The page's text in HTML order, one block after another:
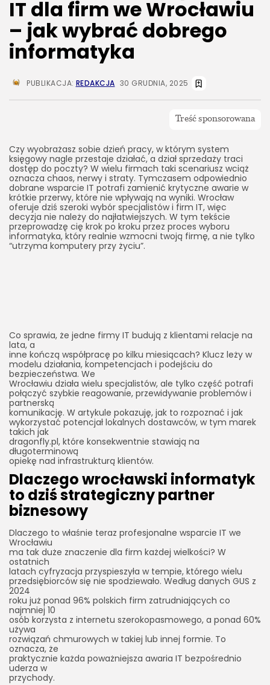
IT dla firm we Wrocławiu
– jak wybrać dobrego
informatyka
PUBLIKACJA: REDAKCJA 30 GRUDNIA, 2025
Czy wyobrażasz sobie dzień pracy, w którym system
księgowy nagle przestaje działać, a dział sprzedaży traci
dostęp do poczty? W wielu firmach taki scenariusz wciąż
oznacza chaos, nerwy i straty. Tymczasem odpowiednio
dobrane wsparcie IT potrafi zamienić krytyczne awarie w
krótkie przerwy, które nie wpływają na wyniki. Wrocław
oferuje dziś szeroki wybór specjalistów i firm IT, więc
decyzja nie należy do najłatwiejszych. W tym tekście
przeprowadzę cię krok po kroku przez proces wyboru
informatyka, który realnie wzmocni twoją firmę, a nie tylko
“utrzyma komputery przy życiu”.
Co sprawia, że jedne firmy IT budują z klientami relacje na
lata, a
inne kończą współpracę po kilku miesiącach? Klucz leży w
modelu działania, kompetencjach i podejściu do
bezpieczeństwa. We
Wrocławiu działa wielu specjalistów, ale tylko część potrafi
połączyć szybkie reagowanie, przewidywanie problemów i
partnerską
komunikację. W artykule pokazuję, jak to rozpoznać i jak
wykorzystać potencjał lokalnych dostawców, w tym marek
takich jak
dragonfly.pl, które konsekwentnie stawiają na
długoterminową
opiekę nad infrastrukturą klientów.
Dlaczego wrocławski informatyk
to dziś strategiczny partner
biznesowy
Dlaczego to właśnie teraz profesjonalne wsparcie IT we
Wrocławiu
ma tak duże znaczenie dla firm każdej wielkości? W
ostatnich
latach cyfryzacja przyspieszyła w tempie, którego wielu
przedsiębiorców się nie spodziewało. Według danych GUS z
2024
roku już ponad 96% polskich firm zatrudniających co
najmniej 10
osób korzysta z internetu szerokopasmowego, a ponad 60%
używa
rozwiązań chmurowych w takiej lub innej formie. To
oznacza, że
praktycznie każda poważniejsza awaria IT bezpośrednio
uderza w
przychody.
4. Czy lokalny informatyk z Wrocławia musi zawsze
przyjeżdżać na miejsce?
5. Jak porównać oferty kilku firm IT z Wrocławia?
oczekiwań?
Podsumowanie – jak świadomie wybrać informatyka